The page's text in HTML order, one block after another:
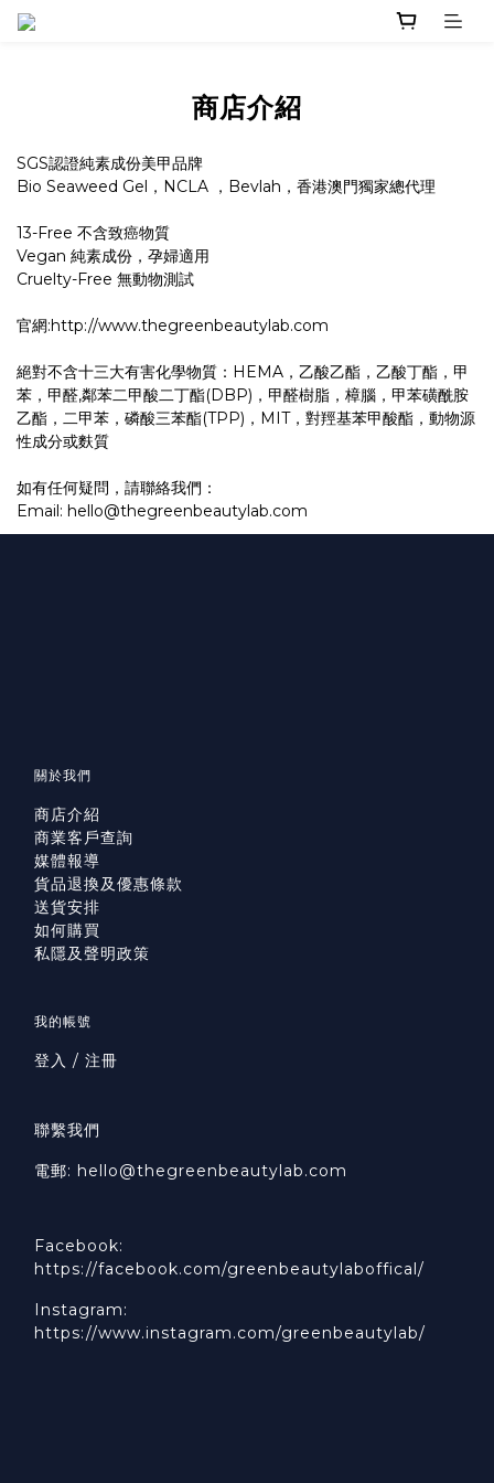
商店介紹
SGS認證純素成份美甲品牌
Bio Seaweed Gel，NCLA ，Bevlah，香港澳門獨家總代理
13-Free 不含致癌物質
Vegan 純素成份，孕婦適用
Cruelty-Free 無動物測試
官網:http://www.thegreenbeautylab.com
絕對不含十三大有害化學物質：HEMA，乙酸乙酯，乙酸丁酯，甲
苯，甲醛,鄰苯二甲酸二丁酯(DBP)，甲醛樹脂，樟腦，甲苯磺酰胺
乙酯，二甲苯，磷酸三苯酯(TPP)，MIT，對羥基苯甲酸酯，動物源
性成分或麩質
如有任何疑問，請聯絡我們：
Email: hello@thegreenbeautylab.com
關於我們
商店介紹
商業客戶查詢
媒體報導
貨品退換及優惠條款
送貨安排
如何購買
私隱及聲明政策
我的帳號
登入 / 注冊
聯繫我們
電郵: hello@thegreenbeautylab.com
Facebook:
https://facebook.com/greenbeautylaboffical/
Instagram:
https://www.instagram.com/greenbeautylab/